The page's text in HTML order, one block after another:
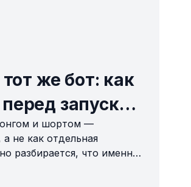
же бот: как
запуском
и шортом —
не как отдельная
разбирается, что именно
и шорта бок о бок и